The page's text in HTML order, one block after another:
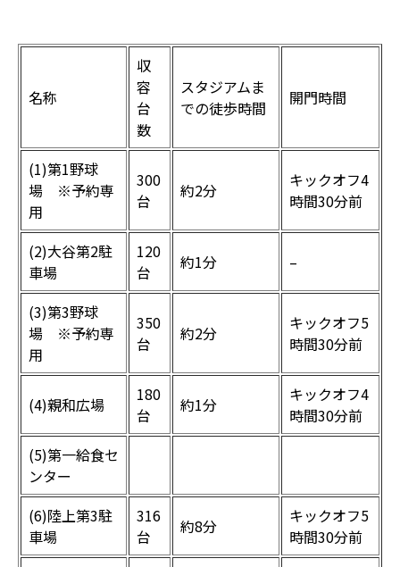
名称
収
容
台
数
スタジアムま
での徒歩時間
開門時間
(1)第1野球
場 ※予約専
用
300
台
約2分
キックオフ4
時間30分前
(2)大谷第2駐
車場
120
台
約1分 –
(3)第3野球
場 ※予約専
用
350
台
約2分
キックオフ5
時間30分前
(4)親和広場
180
台
約1分
キックオフ4
時間30分前
(5)第一給食セ
ンター
(6)陸上第3駐
車場
316
台
約8分
キックオフ5
時間30分前